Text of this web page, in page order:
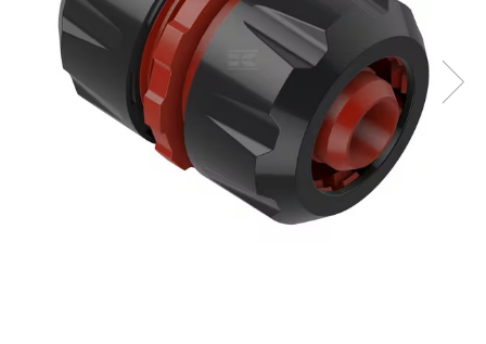
Echipament grajd
Furaje ovine
Ingrijire in general